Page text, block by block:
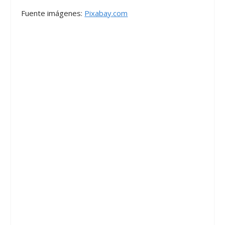
Fuente imágenes: Pixabay.com